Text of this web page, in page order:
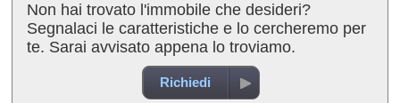
Non hai trovato l'immobile che desideri?
Segnalaci le caratteristiche e lo cercheremo per
te. Sarai avvisato appena lo troviamo.
Richiedi